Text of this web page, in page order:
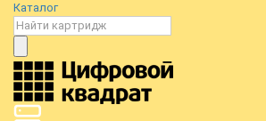
Каталог